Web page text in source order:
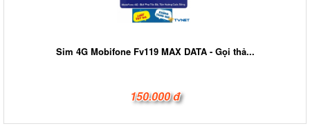
Sim 4G Mobifone Fv119 MAX DATA - Gọi thả...
150.000 đ